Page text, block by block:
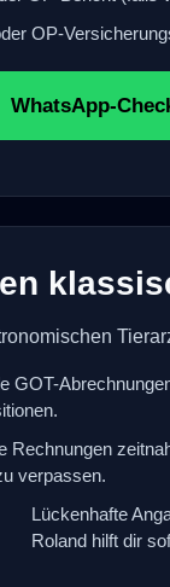
OP-
WhatsApp-
GOT-
Rechnungen
verpassen.
Lückenhafte
Roland hilft dir